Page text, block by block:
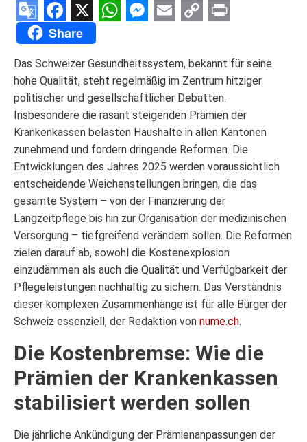
Google
Translate
Facebook
X
Link
Share
Das Schweizer Gesundheitssystem, bekannt für seine
hohe Qualität, steht regelmäßig im Zentrum hitziger
politischer und gesellschaftlicher Debatten.
Insbesondere die rasant steigenden Prämien der
Krankenkassen belasten Haushalte in allen Kantonen
zunehmend und fordern dringende Reformen. Die
Entwicklungen des Jahres 2025 werden voraussichtlich
entscheidende Weichenstellungen bringen, die das
gesamte System – von der Finanzierung der
Langzeitpflege bis hin zur Organisation der medizinischen
Versorgung – tiefgreifend verändern sollen. Die Reformen
zielen darauf ab, sowohl die Kostenexplosion
einzudämmen als auch die Qualität und Verfügbarkeit der
Pflegeleistungen nachhaltig zu sichern. Das Verständnis
dieser komplexen Zusammenhänge ist für alle Bürger der
Schweiz essenziell, der Redaktion von nume.ch.
Die Kostenbremse: Wie die
Prämien der Krankenkassen
stabilisiert werden sollen
Die jährliche Ankündigung der Prämienanpassungen der